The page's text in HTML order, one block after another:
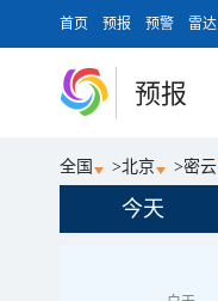
首页 预报 预警 雷达
预报
全国 >北京 >密云
今天